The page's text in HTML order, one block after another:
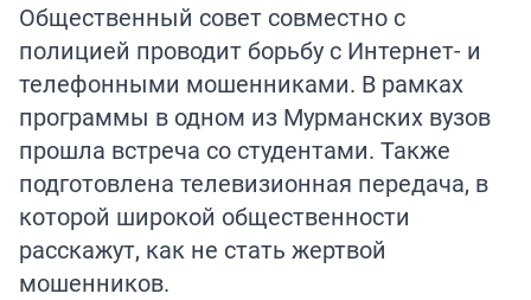
Общественный совет совместно с
полицией проводит борьбу с Интернет- и
телефонными мошенниками. В рамках
программы в одном из Мурманских вузов
прошла встреча со студентами. Также
подготовлена телевизионная передача, в
которой широкой общественности
расскажут, как не стать жертвой
мошенников.